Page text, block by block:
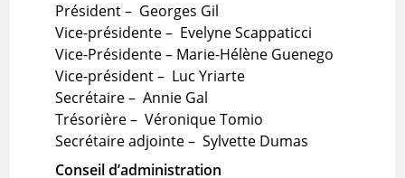
Président – Georges Gil
Vice-présidente – Evelyne Scappaticci
Vice-Présidente – Marie-Hélène Guenego
Vice-président – Luc Yriarte
Secrétaire – Annie Gal
Trésorière – Véronique Tomio
Secrétaire adjointe – Sylvette Dumas
Conseil d’administration